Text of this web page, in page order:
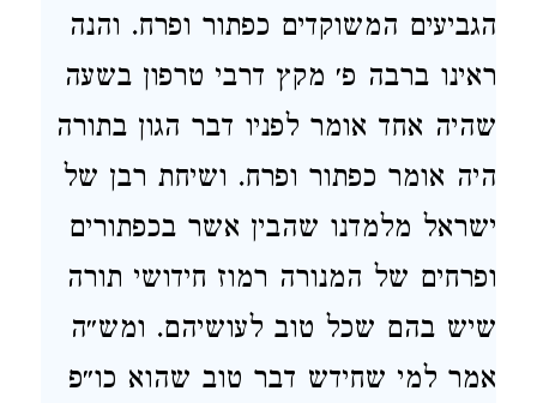
הגביעים המשוקדים כפתור ופרח. והנה
ראינו ברבה פ׳ מקץ דרבי טרפון בשעה
שהיה אחד אומר לפניו דבר הגון בתורה
היה אומר כפתור ופרח. ושיחת רבן של
ישראל מלמדנו שהבין אשר בכפתורים
ופרחים של המנורה רמוז חידושי תורה
שיש בהם שכל טוב לעושיהם. ומש״ה
אמר למי שחידש דבר טוב שהוא כו״פ